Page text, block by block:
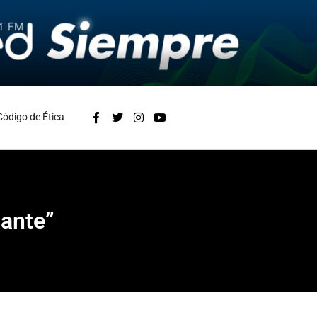
de Ética